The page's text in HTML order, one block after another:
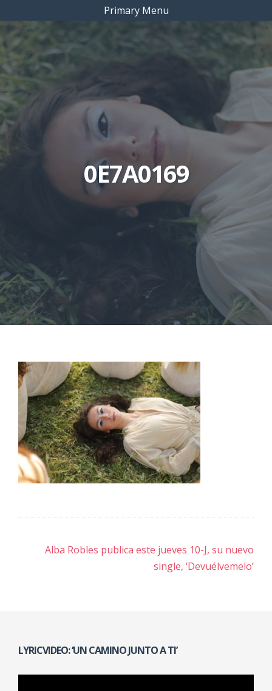
Primary Menu
0E7A0169
Navegación
Alba Robles publica este jueves 10-J, su nuevo
single, ‘Devuélvemelo’
LYRICVIDEO: ‘UN CAMINO JUNTO A TI’